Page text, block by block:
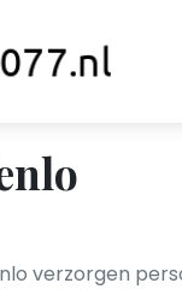
verzorgen